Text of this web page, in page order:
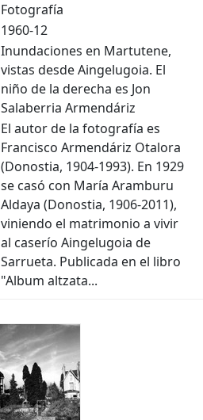
Fotografía
1960-12
Inundaciones en Martutene,
vistas desde Aingelugoia. El
niño de la derecha es Jon
Salaberria Armendáriz
El autor de la fotografía es
Francisco Armendáriz Otalora
(Donostia, 1904-1993). En 1929
se casó con María Aramburu
Aldaya (Donostia, 1906-2011),
viniendo el matrimonio a vivir
al caserío Aingelugoia de
Sarrueta. Publicada en el libro
"Album altzata...